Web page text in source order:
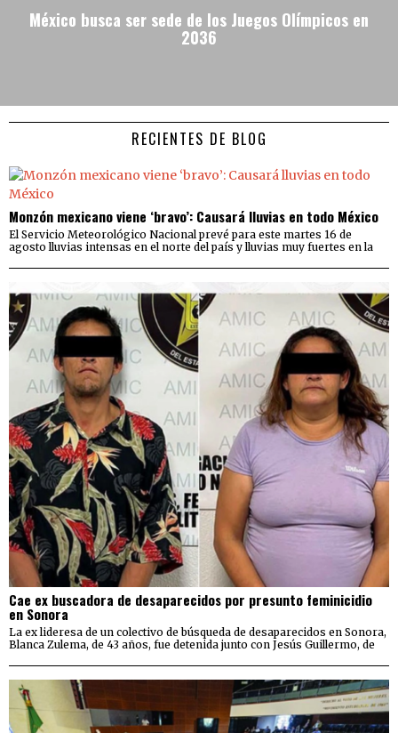
México busca ser sede de los Juegos Olímpicos en
2036
RECIENTES DE BLOG
Monzón mexicano viene ‘bravo’: Causará lluvias en todo México
El Servicio Meteorológico Nacional prevé para este martes 16 de
agosto lluvias intensas en el norte del país y lluvias muy fuertes en la
Cae ex buscadora de desaparecidos por presunto feminicidio
en Sonora
La ex lideresa de un colectivo de búsqueda de desaparecidos en Sonora,
Blanca Zulema, de 43 años, fue detenida junto con Jesús Guillermo, de